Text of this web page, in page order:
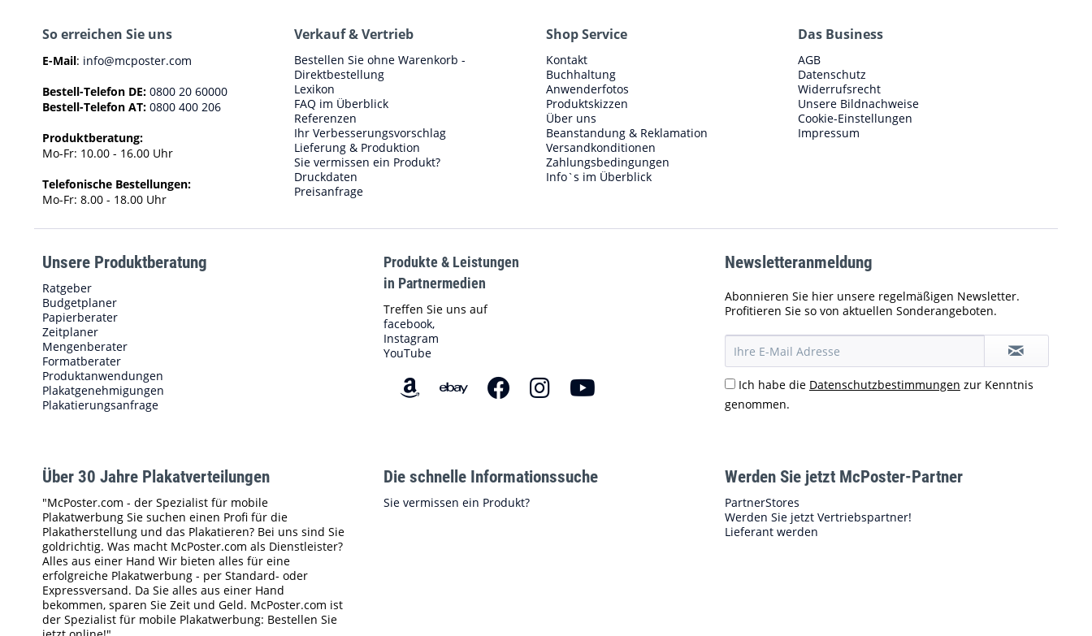
So erreichen Sie uns
E-Mail: info@mcposter.com
Bestell-Telefon DE: 0800 20 60000
Bestell-Telefon AT: 0800 400 206
Produktberatung:
Mo-Fr: 10.00 - 16.00 Uhr
Telefonische Bestellungen:
Mo-Fr: 8.00 - 18.00 Uhr
Verkauf & Vertrieb
Bestellen Sie ohne Warenkorb -
Direktbestellung
Lexikon
FAQ im Überblick
Referenzen
Ihr Verbesserungsvorschlag
Lieferung & Produktion
Sie vermissen ein Produkt?
Druckdaten
Preisanfrage
Shop Service
Kontakt
Buchhaltung
Anwenderfotos
Produktskizzen
Über uns
Beanstandung & Reklamation
Versandkonditionen
Zahlungsbedingungen
Info`s im Überblick
Das Business
AGB
Datenschutz
Widerrufsrecht
Unsere Bildnachweise
Cookie-Einstellungen
Impressum
Unsere Produktberatung
Ratgeber
Budgetplaner
Papierberater
Zeitplaner
Mengenberater
Formatberater
Produktanwendungen
Plakatgenehmigungen
Plakatierungsanfrage
Produkte & Leistungen
in Partnermedien
Treffen Sie uns auf
facebook,
Instagram
YouTube
Newsletteranmeldung
Abonnieren Sie hier unsere regelmäßigen Newsletter.
Profitieren Sie so von aktuellen Sonderangeboten.
Ich habe die Datenschutzbestimmungen zur Kenntnis
genommen.
Über 30 Jahre Plakatverteilungen
"McPoster.com - der Spezialist für mobile
Plakatwerbung Sie suchen einen Profi für die
Plakatherstellung und das Plakatieren? Bei uns sind Sie
goldrichtig. Was macht McPoster.com als Dienstleister?
Alles aus einer Hand Wir bieten alles für eine
erfolgreiche Plakatwerbung - per Standard- oder
Expressversand. Da Sie alles aus einer Hand
bekommen, sparen Sie Zeit und Geld. McPoster.com ist
der Spezialist für mobile Plakatwerbung: Bestellen Sie
Die schnelle Informationssuche
Sie vermissen ein Produkt?
Werden Sie jetzt McPoster-Partner
PartnerStores
Werden Sie jetzt Vertriebspartner!
Lieferant werden